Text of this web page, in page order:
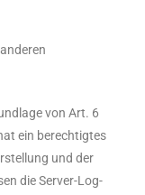
von Art. 6
ein berechtigtes
und der
die Server-Log-